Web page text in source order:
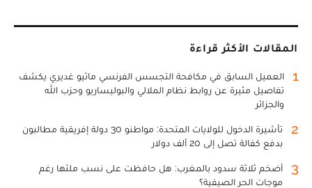
المقالات الأكثر قراءة
1
العميل السابق في مكافحة التجسس الفرنسي ماثيو غديري يكشف
تفاصيل مثيرة عن روابط نظام الملالي والبوليساريو وحزب الله
والجزائر
2
تأشيرة الدخول للولايات المتحدة: مواطنو 30 دولة إفريقية مطالبون
بدفع كفالة تصل إلى 20 ألف دولار
3
أضخم ثلاثة سدود بالمغرب: هل حافظت على نسب ملئها رغم
موجات الحر الصيفية؟